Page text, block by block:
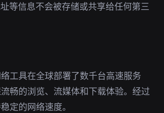
等信息不会被存储或共享给任何第三
工具在全球部署了数千台高速服务
畅的浏览、流媒体和下载体验。经过
定的网络速度。